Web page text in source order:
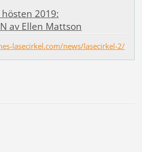
hösten 2019:
av Ellen Mattson
lasecirkel.com/news/lasecirkel-2/